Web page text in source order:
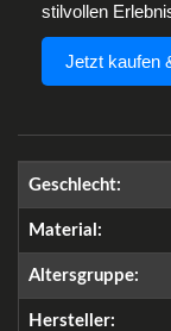
stilvollen
Jetzt kaufen
Geschlecht:
Material:
Altersgruppe:
Hersteller: